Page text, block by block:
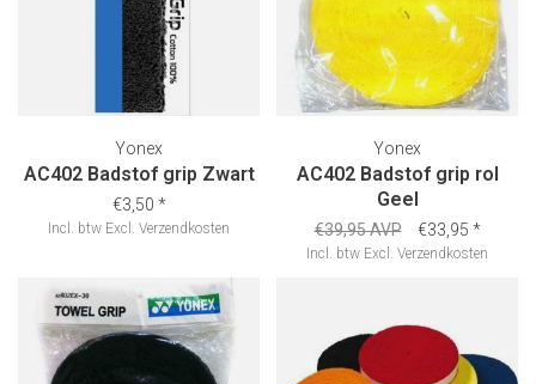
Yonex
AC402 Badstof grip Zwart
€3,50 *
Incl. btw Excl. Verzendkosten
Yonex
AC402 Badstof grip rol
Geel
€39,95 AVP €33,95 *
Incl. btw Excl. Verzendkosten